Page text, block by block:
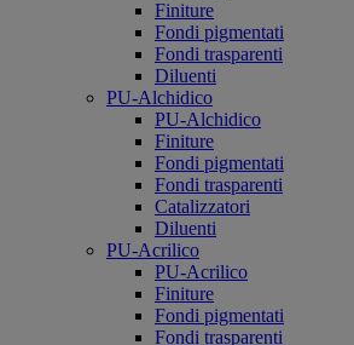
Finiture
Fondi pigmentati
Fondi trasparenti
Diluenti
PU-Alchidico
PU-Alchidico
Finiture
Fondi pigmentati
Fondi trasparenti
Catalizzatori
Diluenti
PU-Acrilico
PU-Acrilico
Finiture
Fondi pigmentati
Fondi trasparenti